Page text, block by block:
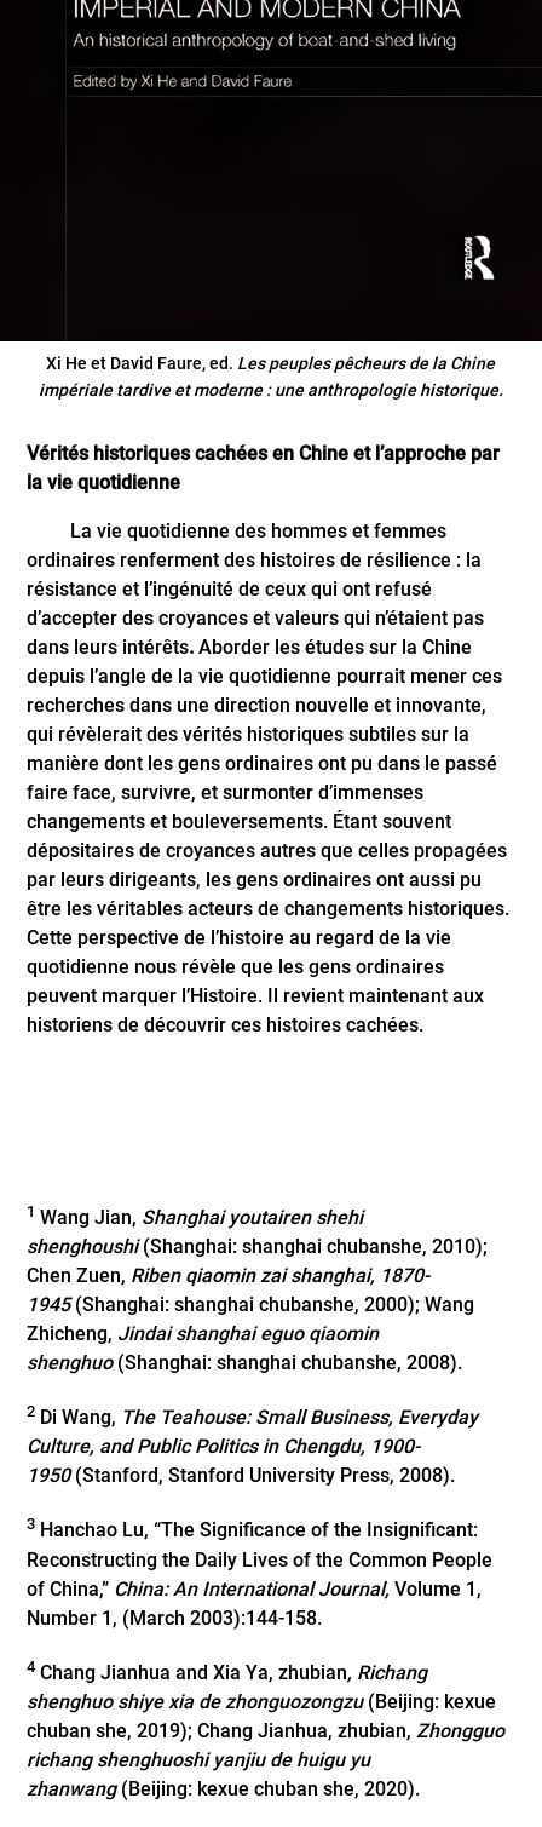
Xi He et David Faure, ed. Les peuples pêcheurs de la Chine
impériale tardive et moderne : une anthropologie historique.
Vérités historiques cachées en Chine et l’approche par
la vie quotidienne
La vie quotidienne des hommes et femmes
ordinaires renferment des histoires de résilience : la
résistance et l’ingénuité de ceux qui ont refusé
d’accepter des croyances et valeurs qui n’étaient pas
dans leurs intérêts. Aborder les études sur la Chine
depuis l’angle de la vie quotidienne pourrait mener ces
recherches dans une direction nouvelle et innovante,
qui révèlerait des vérités historiques subtiles sur la
manière dont les gens ordinaires ont pu dans le passé
faire face, survivre, et surmonter d’immenses
changements et bouleversements. Étant souvent
dépositaires de croyances autres que celles propagées
par leurs dirigeants, les gens ordinaires ont aussi pu
être les véritables acteurs de changements historiques.
Cette perspective de l’histoire au regard de la vie
quotidienne nous révèle que les gens ordinaires
peuvent marquer l’Histoire. Il revient maintenant aux
historiens de découvrir ces histoires cachées.
1 Wang Jian, Shanghai youtairen shehi
shenghoushi(Shanghai: shanghai chubanshe, 2010);
Chen Zuen, Riben qiaomin zai shanghai, 1870-
1945(Shanghai: shanghai chubanshe, 2000); Wang
Zhicheng, Jindai shanghai eguo qiaomin
shenghuo(Shanghai: shanghai chubanshe, 2008).
2 Di Wang, The Teahouse: Small Business, Everyday
Culture, and Public Politics in Chengdu, 1900-
1950(Stanford, Stanford University Press, 2008).
3 Hanchao Lu, “The Significance of the Insignificant:
Reconstructing the Daily Lives of the Common People
of China,” China: An International Journal, Volume 1,
Number 1, (March 2003):144-158.
4 Chang Jianhua and Xia Ya, zhubian, Richang
shenghuo shiye xia de zhonguozongzu(Beijing: kexue
chuban she, 2019); Chang Jianhua, zhubian,Zhongguo
richang shenghuoshi yanjiu de huigu yu
zhanwang(Beijing: kexue chuban she, 2020).